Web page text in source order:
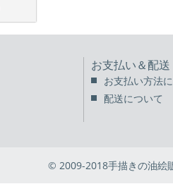
お支払い＆配送
お支払い方法
配送について
© 2009-2018手描きの油絵